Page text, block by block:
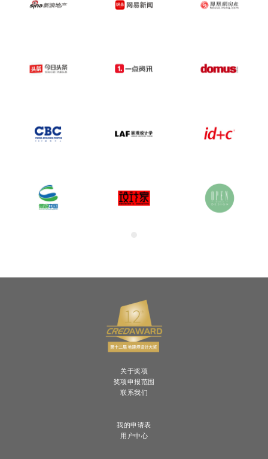
关于奖项
奖项申报范围
联系我们
我的申请表
用户中心